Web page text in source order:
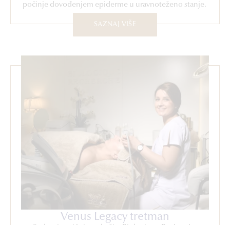
počinje dovođenjem epiderme u uravnoteženo stanje.
SAZNAJ VIŠE
Venus Legacy tretman